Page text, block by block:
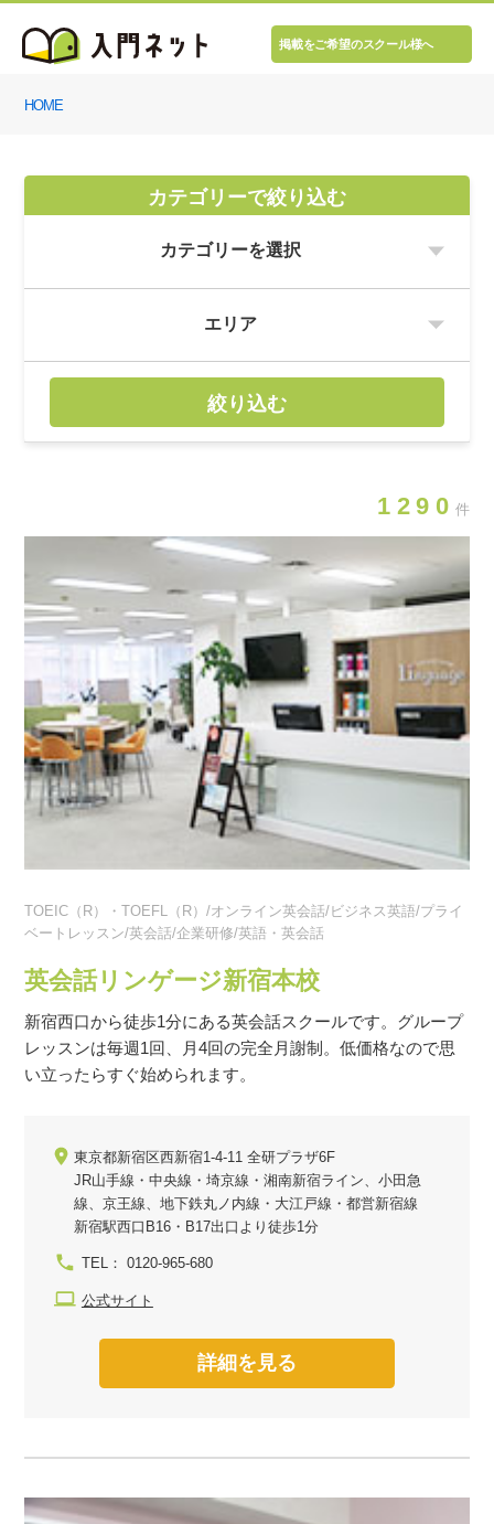
掲載をご希望のスクール様へ
HOME
カテゴリーで絞り込む
絞り込む
1290 件
TOEIC（R）・TOEFL（R）/オンライン英会話/ビジネス英語/プライ
ベートレッスン/英会話/企業研修/英語・英会話
英会話リンゲージ新宿本校
新宿西口から徒歩1分にある英会話スクールです。グループ
レッスンは毎週1回、月4回の完全月謝制。低価格なので思
い立ったらすぐ始められます。
東京都新宿区西新宿1-4-11 全研プラザ6F
JR山手線・中央線・埼京線・湘南新宿ライン、小田急
線、京王線、地下鉄丸ノ内線・大江戸線・都営新宿線
新宿駅西口B16・B17出口より徒歩1分
TEL： 0120-965-680
公式サイト
詳細を見る